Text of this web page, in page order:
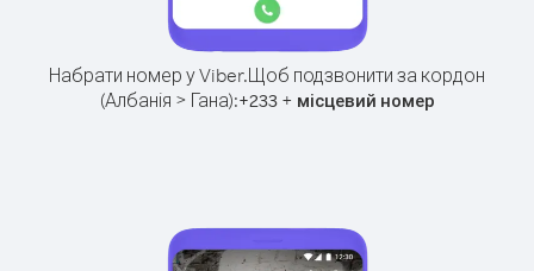
Набрати номер у Viber.Щоб подзвонити за кордон
(Албанія > Гана):+233+ місцевий номер